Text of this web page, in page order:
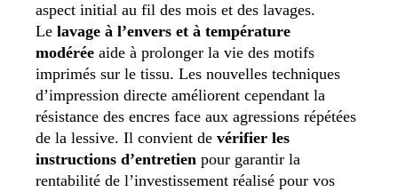
aspect initial au fil des mois et des lavages.
Le lavage à l’envers et à température
modérée aide à prolonger la vie des motifs
imprimés sur le tissu. Les nouvelles techniques
d’impression directe améliorent cependant la
résistance des encres face aux agressions répétées
de la lessive. Il convient de vérifier les
instructions d’entretien pour garantir la
rentabilité de l’investissement réalisé pour vos